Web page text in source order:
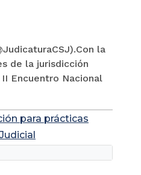
la
de la jurisdicción
Encuentro Nacional
para prácticas